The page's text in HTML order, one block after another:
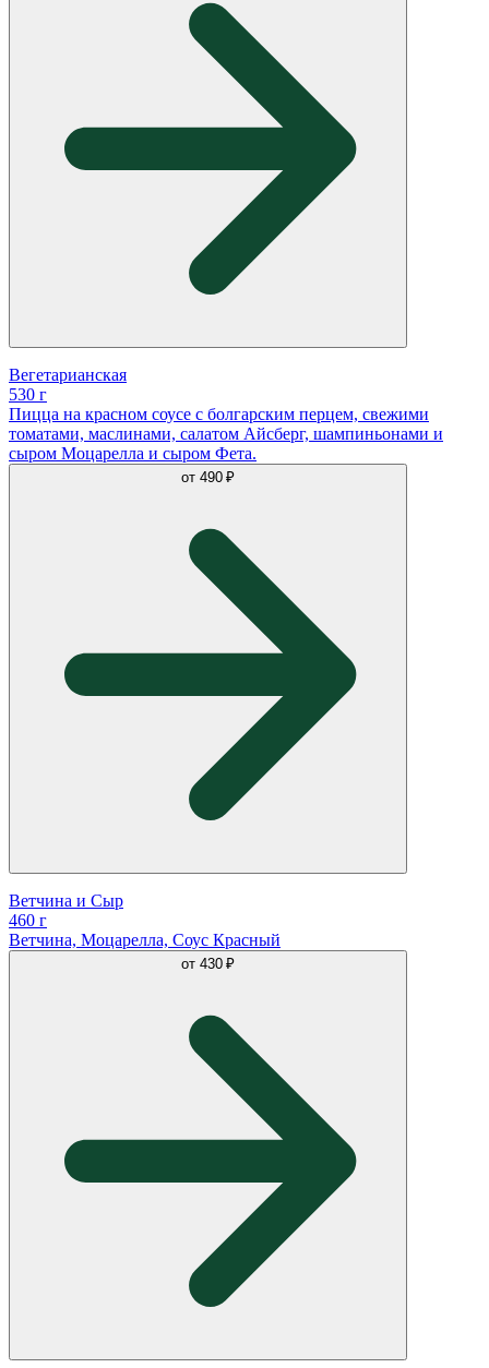
Вегетарианская
530 г
Пицца на красном соусе с болгарским перцем, свежими
томатами, маслинами, салатом Айсберг, шампиньонами и
сыром Моцарелла и сыром Фета.
от 490 ₽
Ветчина и Сыр
460 г
Ветчина, Моцарелла, Соус Красный
от 430 ₽